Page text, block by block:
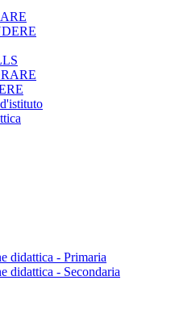
didattica - Primaria
didattica - Secondaria